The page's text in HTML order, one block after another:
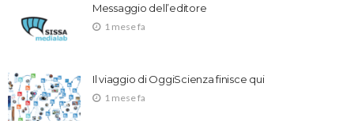
Messaggio dell’editore
1 mese fa
Il viaggio di OggiScienza finisce qui
1 mese fa